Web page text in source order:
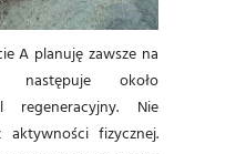
A planuję zawsze na
około
regeneracyjny. Nie
aktywności fizycznej.